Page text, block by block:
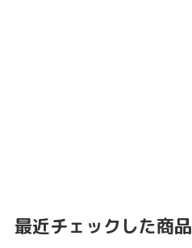
最近チェックした商品